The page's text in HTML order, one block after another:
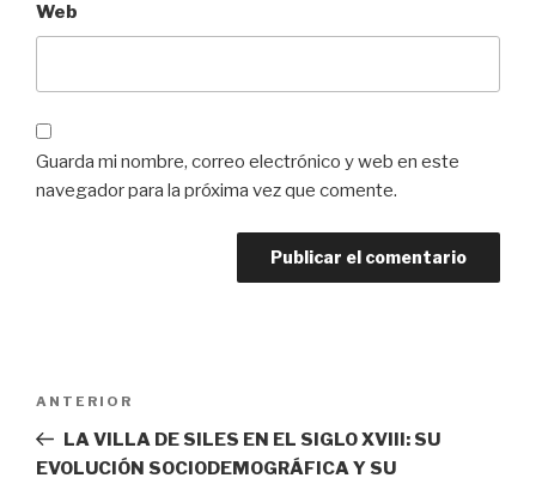
Web
Guarda mi nombre, correo electrónico y web en este
navegador para la próxima vez que comente.
entradas
Entrada
anterior:
ANTERIOR
LA VILLA DE SILES EN EL SIGLO XVIII: SU
EVOLUCIÓN SOCIODEMOGRÁFICA Y SU